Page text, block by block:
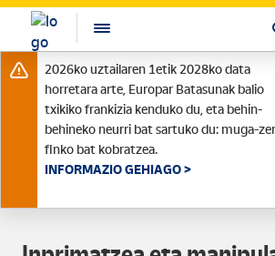
2026ko uztailaren 1etik 2028ko data
horretara arte, Europar Batasunak balio
txikiko frankizia kenduko du, eta behin-
behineko neurri bat sartuko du: muga-
finko bat kobratzea.
INFORMAZIO GEHIAGO >